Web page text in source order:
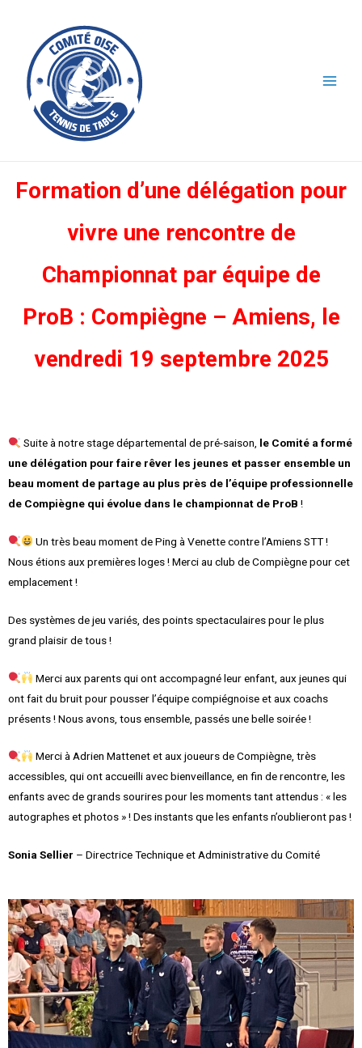
Formation d’une délégation pour
vivre une rencontre de
Championnat par équipe de
ProB : Compiègne – Amiens, le
vendredi 19 septembre 2025
Suite à notre stage départemental de pré-saison, le Comité a formé
une délégation pour faire rêver les jeunes et passer ensemble un
beau moment de partage au plus près de l’équipe professionnelle
de Compiègne qui évolue dans le championnat de ProB !
Un très beau moment de Ping à Venette contre l’Amiens STT !
Nous étions aux premières loges ! Merci au club de Compiègne pour cet
emplacement !
Des systèmes de jeu variés, des points spectaculaires pour le plus
grand plaisir de tous !
Merci aux parents qui ont accompagné leur enfant, aux jeunes qui
ont fait du bruit pour pousser l’équipe compiégnoise et aux coachs
présents ! Nous avons, tous ensemble, passés une belle soirée !
Merci à Adrien Mattenet et aux joueurs de Compiègne, très
accessibles, qui ont accueilli avec bienveillance, en fin de rencontre, les
enfants avec de grands sourires pour les moments tant attendus : « les
autographes et photos » ! Des instants que les enfants n’oublieront pas !
Sonia Sellier – Directrice Technique et Administrative du Comité